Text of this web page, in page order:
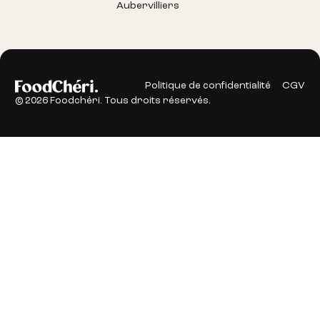
Aubervilliers
Politique de confidentialité
CGV
©2026 Foodchéri. Tous droits réservés.